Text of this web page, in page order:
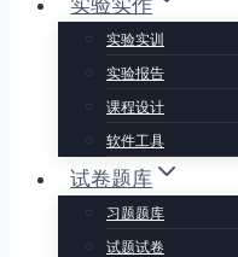
实验实作
实验实训
实验报告
课程设计
软件工具
试卷题库
习题题库
试题试卷